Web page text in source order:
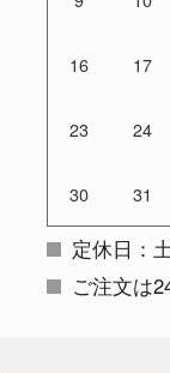
16 17
23 24
30 31
定休日：
ご注文は